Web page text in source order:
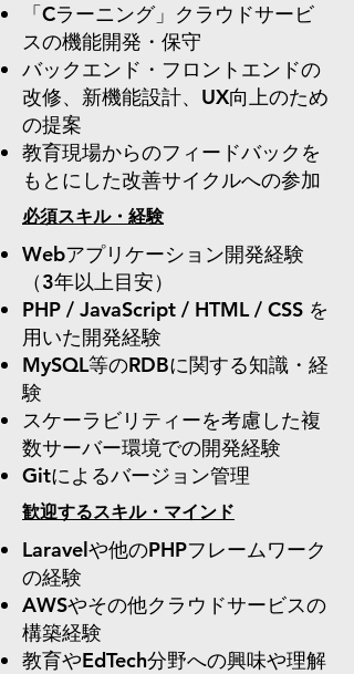
「Cラーニング」クラウドサービ
スの機能開発・保守
バックエンド・フロントエンドの
改修、新機能設計、UX向上のため
の提案
教育現場からのフィードバックを
もとにした改善サイクルへの参加
​必須スキル・経験
Webアプリケーション開発経験
（3年以上目安）
PHP / JavaScript / HTML / CSS を
用いた開発経験
MySQL等のRDBに関する知識・経
験
​スケーラビリティーを考慮した複
数サーバー環境での開発経験
Gitによるバージョン管理
歓迎するスキル・マインド
Laravelや他のPHPフレームワーク
の経験
AWSやその他クラウドサービスの
構築経験
教育やEdTech分野への興味や理解